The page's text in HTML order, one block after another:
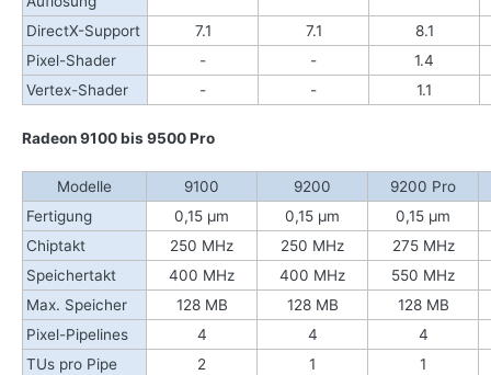
DirectX-Support 7.1 7.1
8.1
Pixel-Shader
- -
1.4
Vertex-Shader
- - 1.1
Radeon 9100 bis 9500 Pro
Modelle 9100 9200 9200 Pro
Fertigung
0,15 µm 0,15 µm
0,15 µm
Chiptakt
250 MHz 250 MHz
275 MHz
Speichertakt
400 MHz 400 MHz
550 MHz
Max. Speicher
128 MB 128 MB
128 MB
Pixel-Pipelines
4 4
4
TUs pro Pipe
2 1
1